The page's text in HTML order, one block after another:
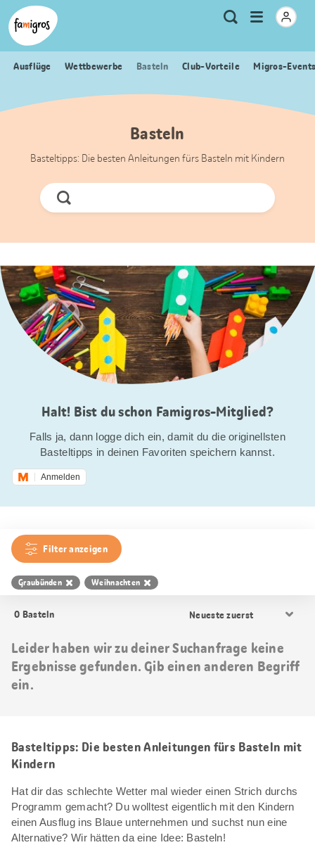
Sprungmarken
Navigation
Header
Logo
Meta
Navigation
Suche
Menu
öffnen
Ausflüge Wettbewerbe Basteln Club-Vorteile Migros-
Basteln
Basteltipps: Die besten Anleitungen fürs Basteln mit Kindern
Jetzt
Suchen
Halt! Bist du schon Famigros-Mitglied?
Falls ja, dann logge dich ein, damit du die originellsten
Basteltipps in deinen Favoriten speichern kannst.
Anmelden
Filter anzeigen
Graubünden Weihnachten
0 Basteln
Sortierung
Leider haben wir zu deiner Suchanfrage keine
Ergebnisse gefunden. Gib einen anderen Begriff
ein.
Basteltipps: Die besten Anleitungen fürs Basteln mit
Kindern
Hat dir das schlechte Wetter mal wieder einen Strich durchs
Programm gemacht? Du wolltest eigentlich mit den Kindern
einen Ausflug ins Blaue unternehmen und suchst nun eine
Alternative? Wir hätten da eine Idee: Basteln!